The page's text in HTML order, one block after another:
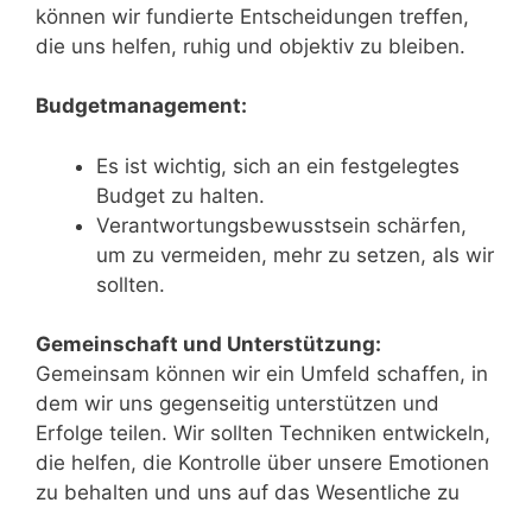
können wir fundierte Entscheidungen treffen,
die uns helfen, ruhig und objektiv zu bleiben.
Budgetmanagement:
Es ist wichtig, sich an ein festgelegtes
Budget zu halten.
Verantwortungsbewusstsein schärfen,
um zu vermeiden, mehr zu setzen, als wir
sollten.
Gemeinschaft und Unterstützung:
Gemeinsam können wir ein Umfeld schaffen, in
dem wir uns gegenseitig unterstützen und
Erfolge teilen. Wir sollten Techniken entwickeln,
die helfen, die Kontrolle über unsere Emotionen
zu behalten und uns auf das Wesentliche zu